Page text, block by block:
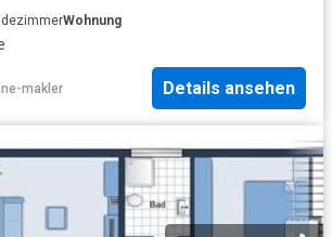
Wohnung
makler Details ansehen